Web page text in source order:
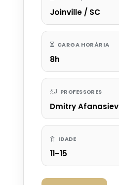
Joinville / SC
CARGA HORÁRIA
8h
PROFESSORES
Dmitry Afanasiev
IDADE
11–15